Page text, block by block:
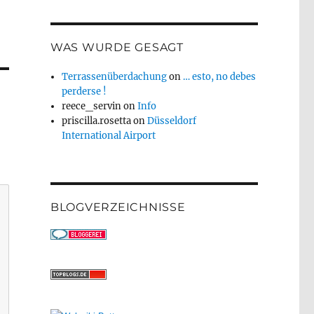
WAS WURDE GESAGT
Terrassenüberdachungon … esto, no debes
perderse !
reece_servinonInfo
priscilla.rosettaonDüsseldorf
International Airport
BLOGVERZEICHNISSE